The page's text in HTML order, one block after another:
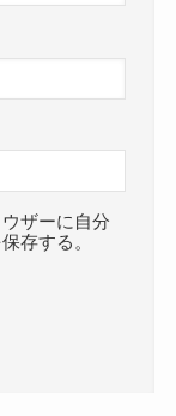
ザーに自分
存する。